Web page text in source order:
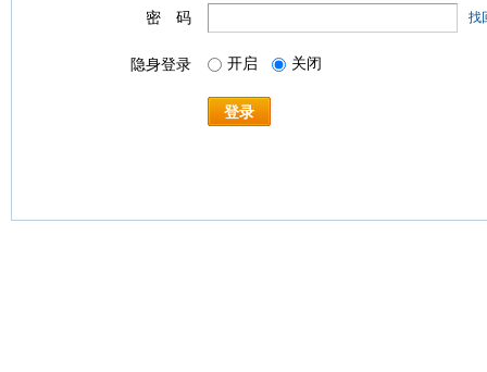
密 码 找
隐身登录 开启 关闭
登录